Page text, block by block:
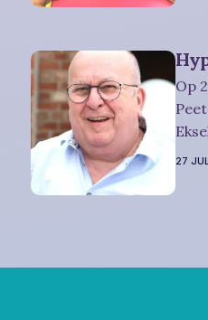
Op
Rouwbericht
27